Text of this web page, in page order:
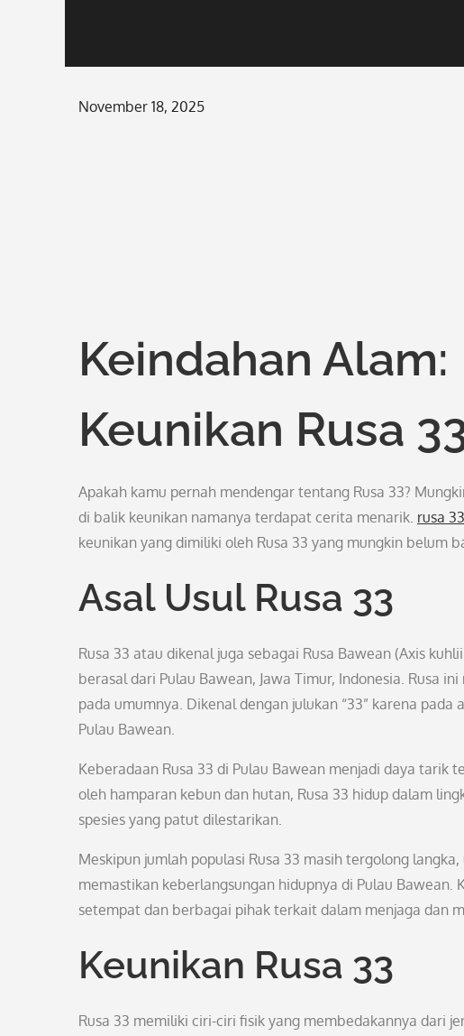
Posted
November 18, 2025
Keindahan
Keunikan Rusa
Apakah kamu pernah mendengar tentang Rusa 33?
di balik keunikan namanya terdapat cerita menarik. rusa 33
keunikan yang dimiliki oleh Rusa 33 yang mungkin belum
Asal Usul Rusa 33
Rusa 33 atau dikenal juga sebagai Rusa Bawean (Axis
berasal dari Pulau Bawean, Jawa Timur, Indonesia. Rusa
pada umumnya. Dikenal dengan julukan “33” karena
Pulau Bawean.
Keberadaan Rusa 33 di Pulau Bawean menjadi daya
oleh hamparan kebun dan hutan, Rusa 33 hidup dalam
spesies yang patut dilestarikan.
Meskipun jumlah populasi Rusa 33 masih tergolong
memastikan keberlangsungan hidupnya di Pulau
setempat dan berbagai pihak terkait dalam menjaga dan
Keunikan Rusa 33
Rusa 33 memiliki ciri-ciri fisik yang membedakannya dari